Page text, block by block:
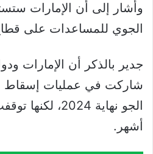
وأشار إلى أن الإمارات
الجوي للمساعدات على
جدير بالذكر أن الإمارات
شاركت في عمليات إسقاط
أشهر.